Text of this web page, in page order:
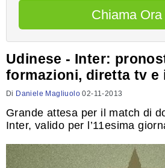
Chiama Ora
Udinese - Inter:
formazioni, diretta tv e
Di Daniele Magliuolo 02-11-2013
Grande attesa per il match di
Inter, valido per l’11esima